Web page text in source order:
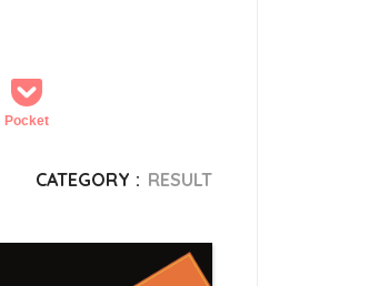
Pocket
CATEGORY : RESULT